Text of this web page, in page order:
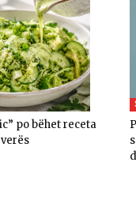
po bëhet receta